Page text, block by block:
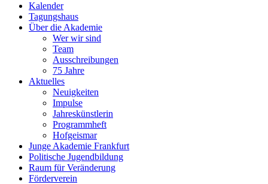
Kalender
Tagungshaus
Über die Akademie
Wer wir sind
Team
Ausschreibungen
75 Jahre
Aktuelles
Neuigkeiten
Impulse
Jahreskünstlerin
Programmheft
Hofgeismar
Junge Akademie Frankfurt
Politische Jugendbildung
Raum für Veränderung
Förderverein